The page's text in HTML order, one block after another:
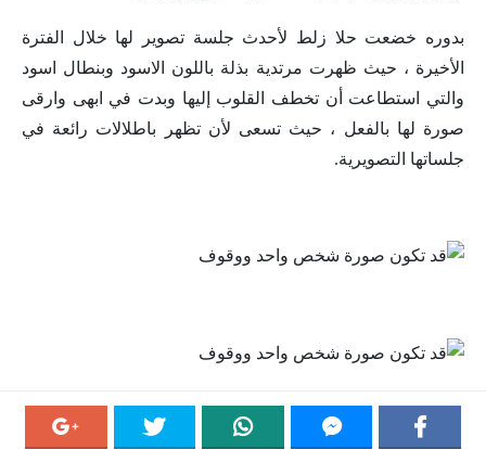
بدوره خضعت حلا زلط لأحدث جلسة تصوير لها خلال الفترة
الأخيرة ، حيث ظهرت مرتدية بذلة باللون الاسود وبنطال اسود
والتي استطاعت أن تخطف القلوب إليها وبدت في ابهى وارقى
صورة لها بالفعل ، حيث تسعى لأن تظهر باطلالات رائعة في
جلساتها التصويرية.